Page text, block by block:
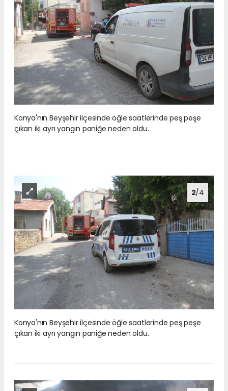
Konya'nın Beyşehir ilçesinde öğle saatlerinde peş peşe
çıkan iki ayrı yangın paniğe neden oldu.
2/4
Konya'nın Beyşehir ilçesinde öğle saatlerinde peş peşe
çıkan iki ayrı yangın paniğe neden oldu.